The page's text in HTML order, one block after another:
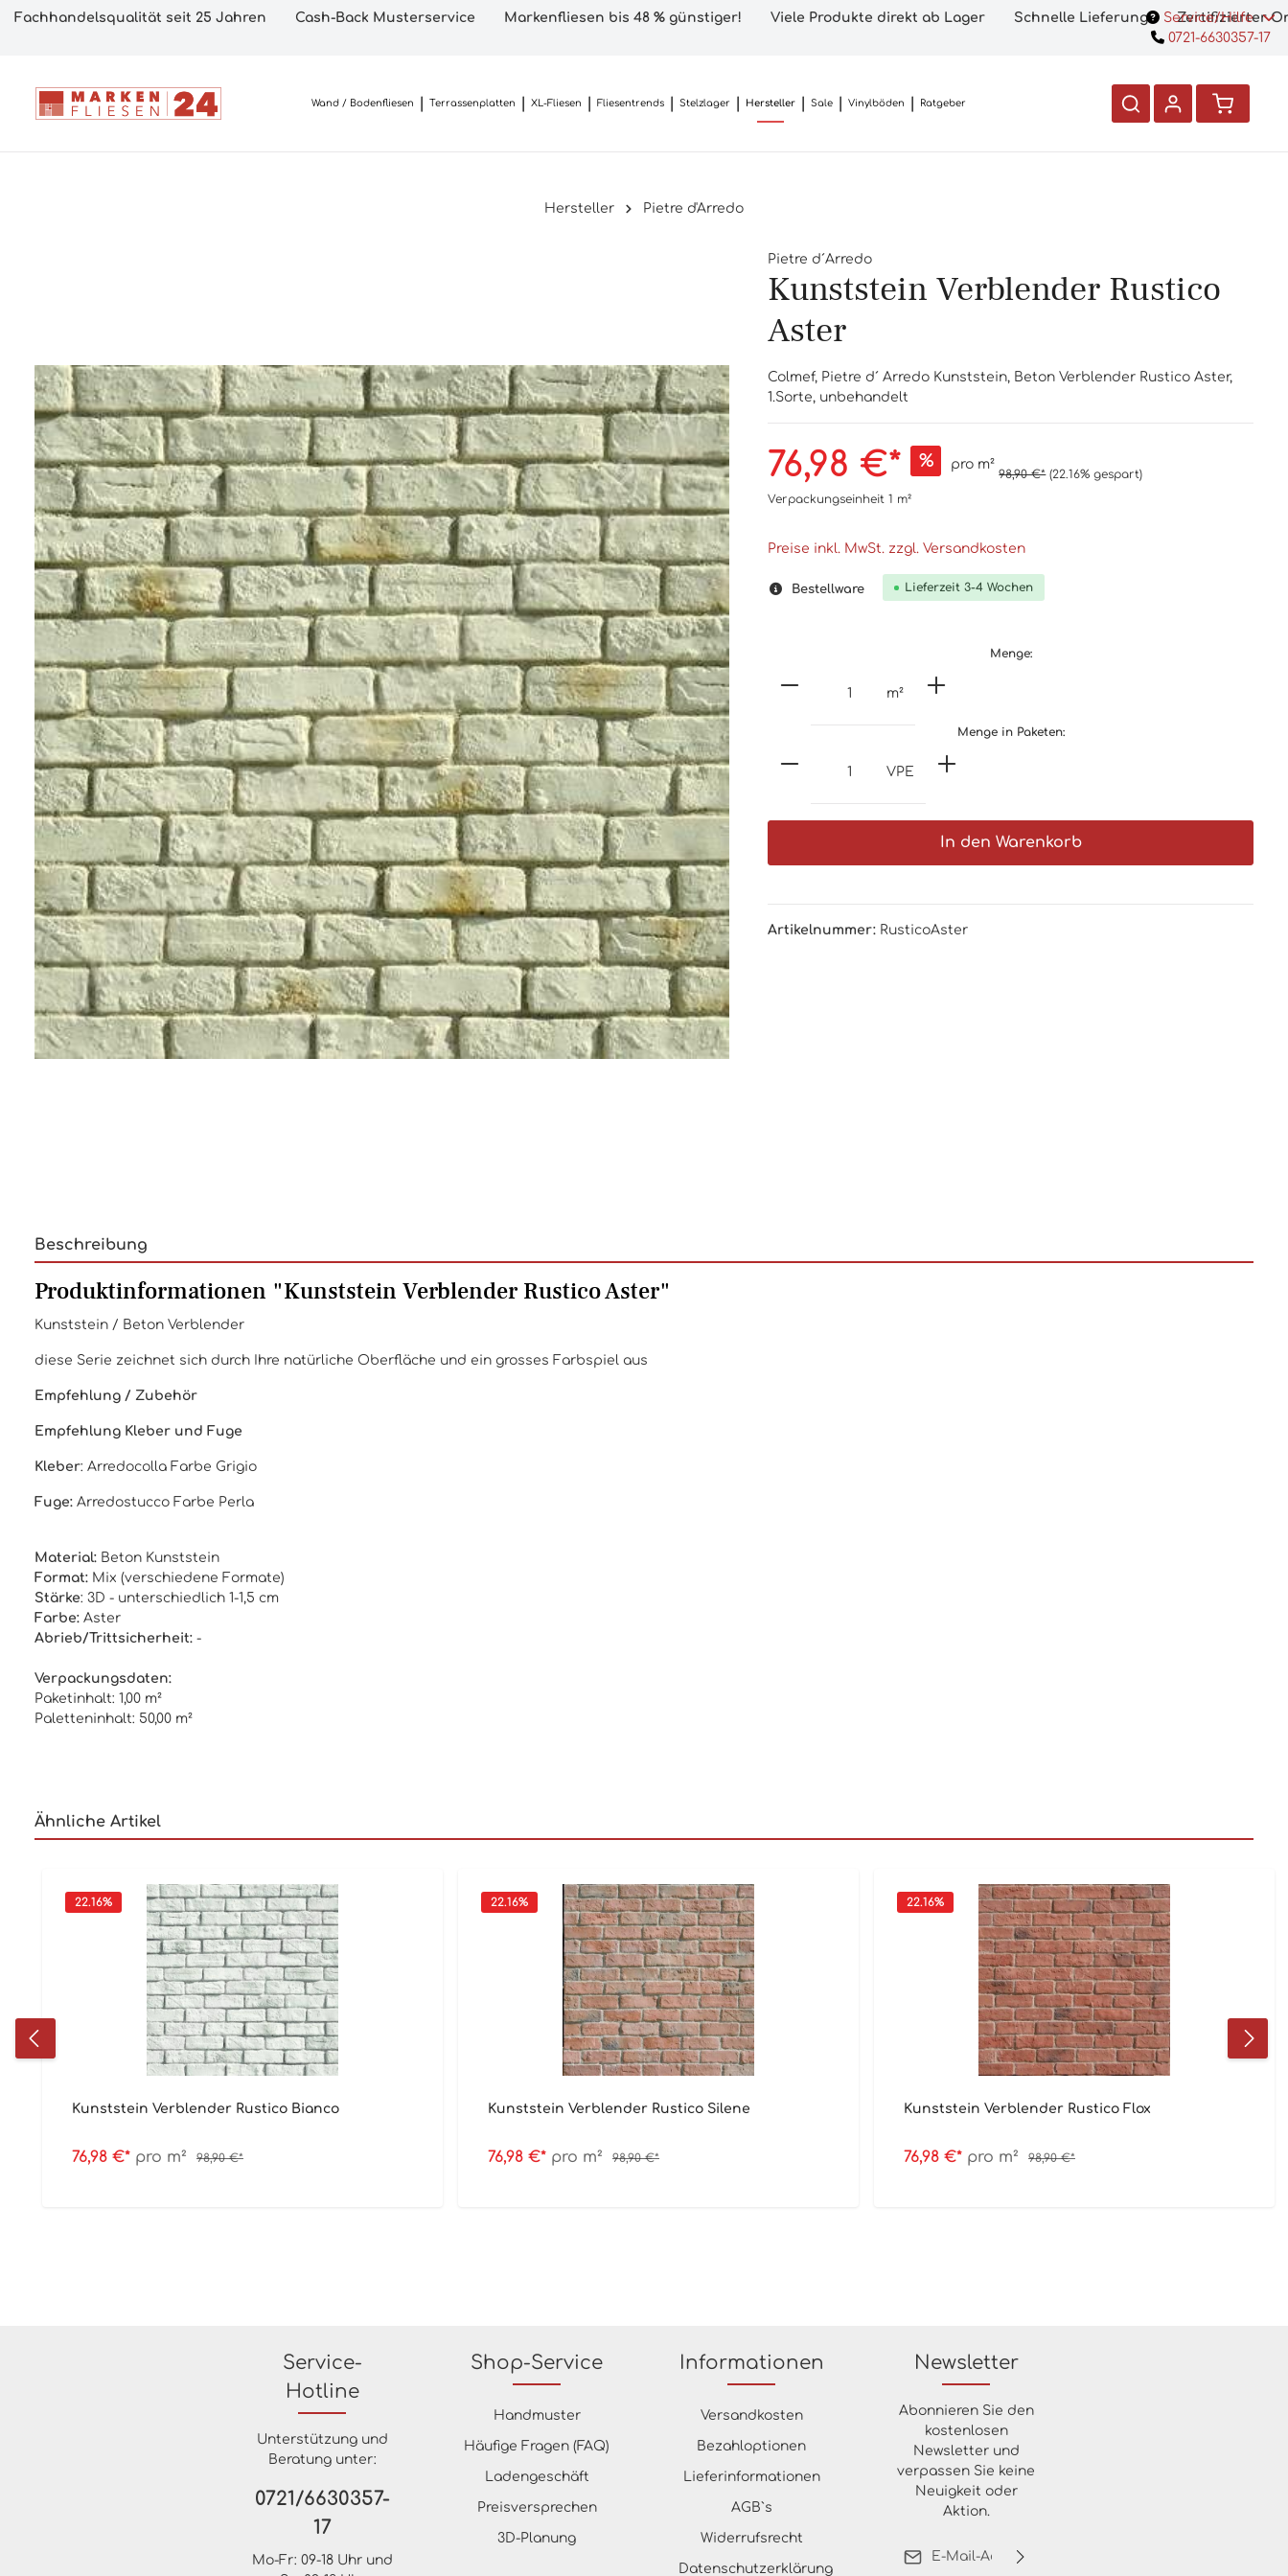
Fachhandelsqualität seit 25 Jahren Cash-Back Musterservice Markenfliesen bis 48 % günstiger! Viele Produkte direkt ab Lager Schnelle Lieferung Zertifizierter
Service/Hilfe
0721-6630357-17
Wand / Bodenfliesen Terrassenplatten XL-Fliesen Fliesentrends Stelzlager Hersteller Sale Vinylböden Ratgeber
Hersteller Pietre d'Arredo
Pietre d´Arredo
Kunststein Verblender Rustico
Aster
Colmef, Pietre d´ Arredo Kunststein, Beton Verblender Rustico Aster,
1.Sorte, unbehandelt
76,98 €* % pro m²
98,90 €* (22.16% gespart)
Verpackungseinheit 1 m²
Preise inkl. MwSt. zzgl. Versandkosten
Bestellware Lieferzeit 3-4 Wochen
Menge:
m²
Menge in Paketen:
VPE
In den Warenkorb
Artikelnummer: RusticoAster
Beschreibung
Produktinformationen "Kunststein Verblender Rustico Aster"
Kunststein / Beton Verblender
diese Serie zeichnet sich durch Ihre natürliche Oberfläche und ein grosses Farbspiel aus
Empfehlung / Zubehör
Empfehlung Kleber und Fuge
Kleber: Arredocolla Farbe Grigio
Fuge: Arredostucco Farbe Perla
Material: Beton Kunststein
Format: Mix (verschiedene Formate)
Stärke: 3D - unterschiedlich 1-1,5 cm
Farbe: Aster
Abrieb/Trittsicherheit: -
Verpackungsdaten:
Paketinhalt: 1,00 m²
Paletteninhalt: 50,00 m²
Ähnliche Artikel
22.16%
Kunststein Verblender Rustico Bianco
76,98 €* pro m² 98,90 €*
22.16%
Kunststein Verblender Rustico Silene
76,98 €* pro m² 98,90 €*
22.16%
Kunststein Verblender Rustico Flox
76,98 €* pro m² 98,90 €*
Newsletter
Abonnieren Sie den
kostenlosen
Newsletter und
verpassen Sie keine
Neuigkeit oder
Aktion.
Service-
Hotline
Unterstützung und
Beratung unter:
0721/6630357-
17
Mo-Fr: 09-18 Uhr und
Shop-Service
Handmuster
Häufige Fragen (FAQ)
Ladengeschäft
Preisversprechen
3D-Planung
Informationen
Versandkosten
Bezahloptionen
Lieferinformationen
AGB`s
Widerrufsrecht
Datenschutzerklärung